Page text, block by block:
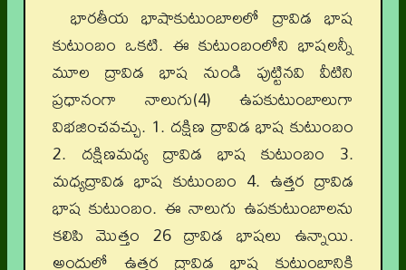
భారతీయ భాషాకుటుంబాలలో ద్రావిడ భాష
కుటుంబం ఒకటి. ఈ కుటుంబంలోని భాషలన్నీ
మూల ద్రావిడ భాష నుండి పుట్టినవి వీటిని
ప్రధానంగా నాలుగు(4) ఉపకుటుంబాలుగా
విభజించవచ్చు. 1. దక్షిణ ద్రావిడ భాష కుటుంబం
2. దక్షిణమధ్య ద్రావిడ భాష కుటుంబం 3.
మధ్యద్రావిడ భాష కుటుంబం 4. ఉత్తర ద్రావిడ
భాష కుటుంబం. ఈ నాలుగు ఉపకుటుంబాలను
కలిపి మొత్తం 26 ద్రావిడ భాషలు ఉన్నాయి.
అందులో ఉత్తర ద్రావిడ భాష కుటుంబానికి